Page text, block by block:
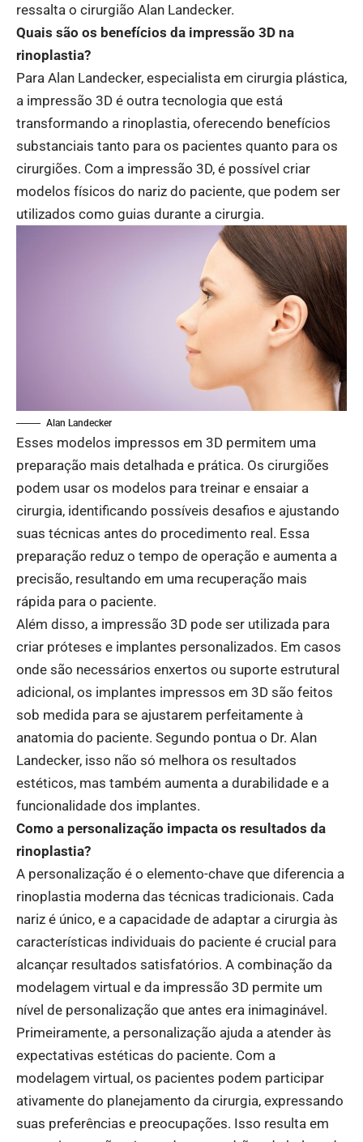
ressalta o cirurgião Alan Landecker.
Quais são os benefícios da impressão 3D na
rinoplastia?
Para Alan Landecker, especialista em cirurgia plástica,
a impressão 3D é outra tecnologia que está
transformando a rinoplastia, oferecendo benefícios
substanciais tanto para os pacientes quanto para os
cirurgiões. Com a impressão 3D, é possível criar
modelos físicos do nariz do paciente, que podem ser
utilizados como guias durante a cirurgia.
Alan Landecker
Esses modelos impressos em 3D permitem uma
preparação mais detalhada e prática. Os cirurgiões
podem usar os modelos para treinar e ensaiar a
cirurgia, identificando possíveis desafios e ajustando
suas técnicas antes do procedimento real. Essa
preparação reduz o tempo de operação e aumenta a
precisão, resultando em uma recuperação mais
rápida para o paciente.
Além disso, a impressão 3D pode ser utilizada para
criar próteses e implantes personalizados. Em casos
onde são necessários enxertos ou suporte estrutural
adicional, os implantes impressos em 3D são feitos
sob medida para se ajustarem perfeitamente à
anatomia do paciente. Segundo pontua o Dr. Alan
Landecker, isso não só melhora os resultados
estéticos, mas também aumenta a durabilidade e a
funcionalidade dos implantes.
Como a personalização impacta os resultados da
rinoplastia?
A personalização é o elemento-chave que diferencia a
rinoplastia moderna das técnicas tradicionais. Cada
nariz é único, e a capacidade de adaptar a cirurgia às
características individuais do paciente é crucial para
alcançar resultados satisfatórios. A combinação da
modelagem virtual e da impressão 3D permite um
nível de personalização que antes era inimaginável.
Primeiramente, a personalização ajuda a atender às
expectativas estéticas do paciente. Com a
modelagem virtual, os pacientes podem participar
ativamente do planejamento da cirurgia, expressando
suas preferências e preocupações. Isso resulta em